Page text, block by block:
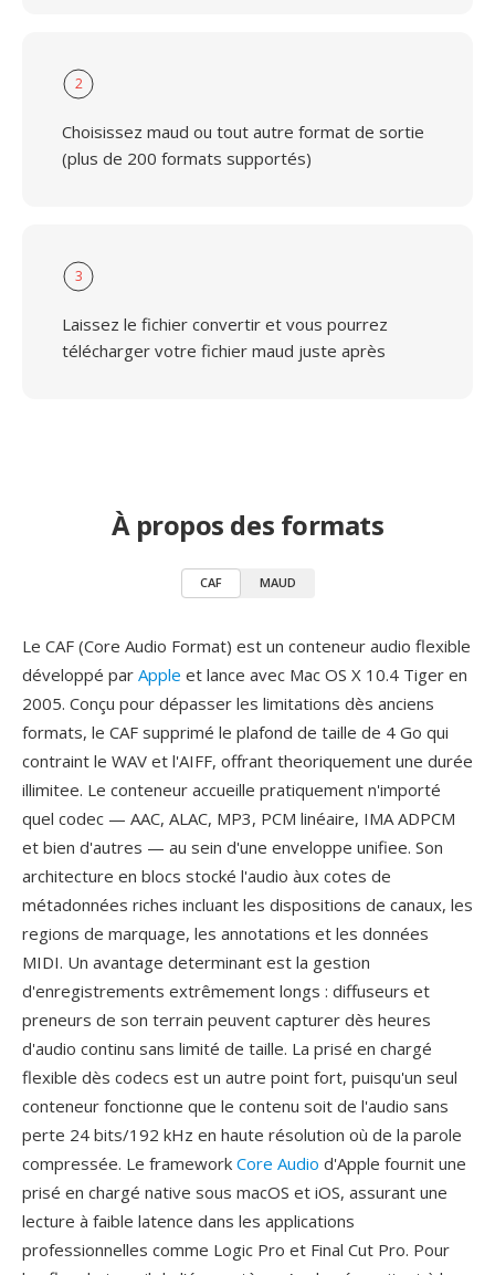
2
Choisissez maud ou tout autre format de sortie
(plus de 200 formats supportés)
3
Laissez le fichier convertir et vous pourrez
télécharger votre fichier maud juste après
À propos des formats
CAF MAUD
Le CAF (Core Audio Format) est un conteneur audio flexible
développé par Apple et lance avec Mac OS X 10.4 Tiger en
2005. Conçu pour dépasser les limitations dès anciens
formats, le CAF supprimé le plafond de taille de 4 Go qui
contraint le WAV et l'AIFF, offrant theoriquement une durée
illimitee. Le conteneur accueille pratiquement n'importé
quel codec — AAC, ALAC, MP3, PCM linéaire, IMA ADPCM
et bien d'autres — au sein d'une enveloppe unifiee. Son
architecture en blocs stocké l'audio àux cotes de
métadonnées riches incluant les dispositions de canaux, les
regions de marquage, les annotations et les données
MIDI. Un avantage determinant est la gestion
d'enregistrements extrêmement longs : diffuseurs et
preneurs de son terrain peuvent capturer dès heures
d'audio continu sans limité de taille. La prisé en chargé
flexible dès codecs est un autre point fort, puisqu'un seul
conteneur fonctionne que le contenu soit de l'audio sans
perte 24 bits/192 kHz en haute résolution où de la parole
compressée. Le framework Core Audio d'Apple fournit une
prisé en chargé native sous macOS et iOS, assurant une
lecture à faible latence dans les applications
professionnelles comme Logic Pro et Final Cut Pro. Pour